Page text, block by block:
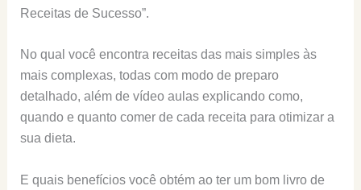
Receitas de Sucesso”.
No qual você encontra receitas das mais simples às
mais complexas, todas com modo de preparo
detalhado, além de vídeo aulas explicando como,
quando e quanto comer de cada receita para otimizar a
sua dieta.
E quais benefícios você obtém ao ter um bom livro de